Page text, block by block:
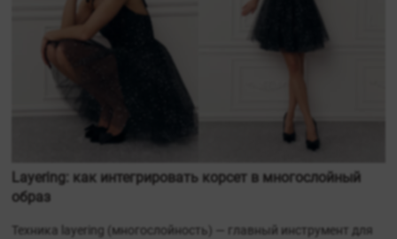
Layering: как интегрировать корсет в многослойный
образ
Техника layering (многослойность) — главный инструмент для